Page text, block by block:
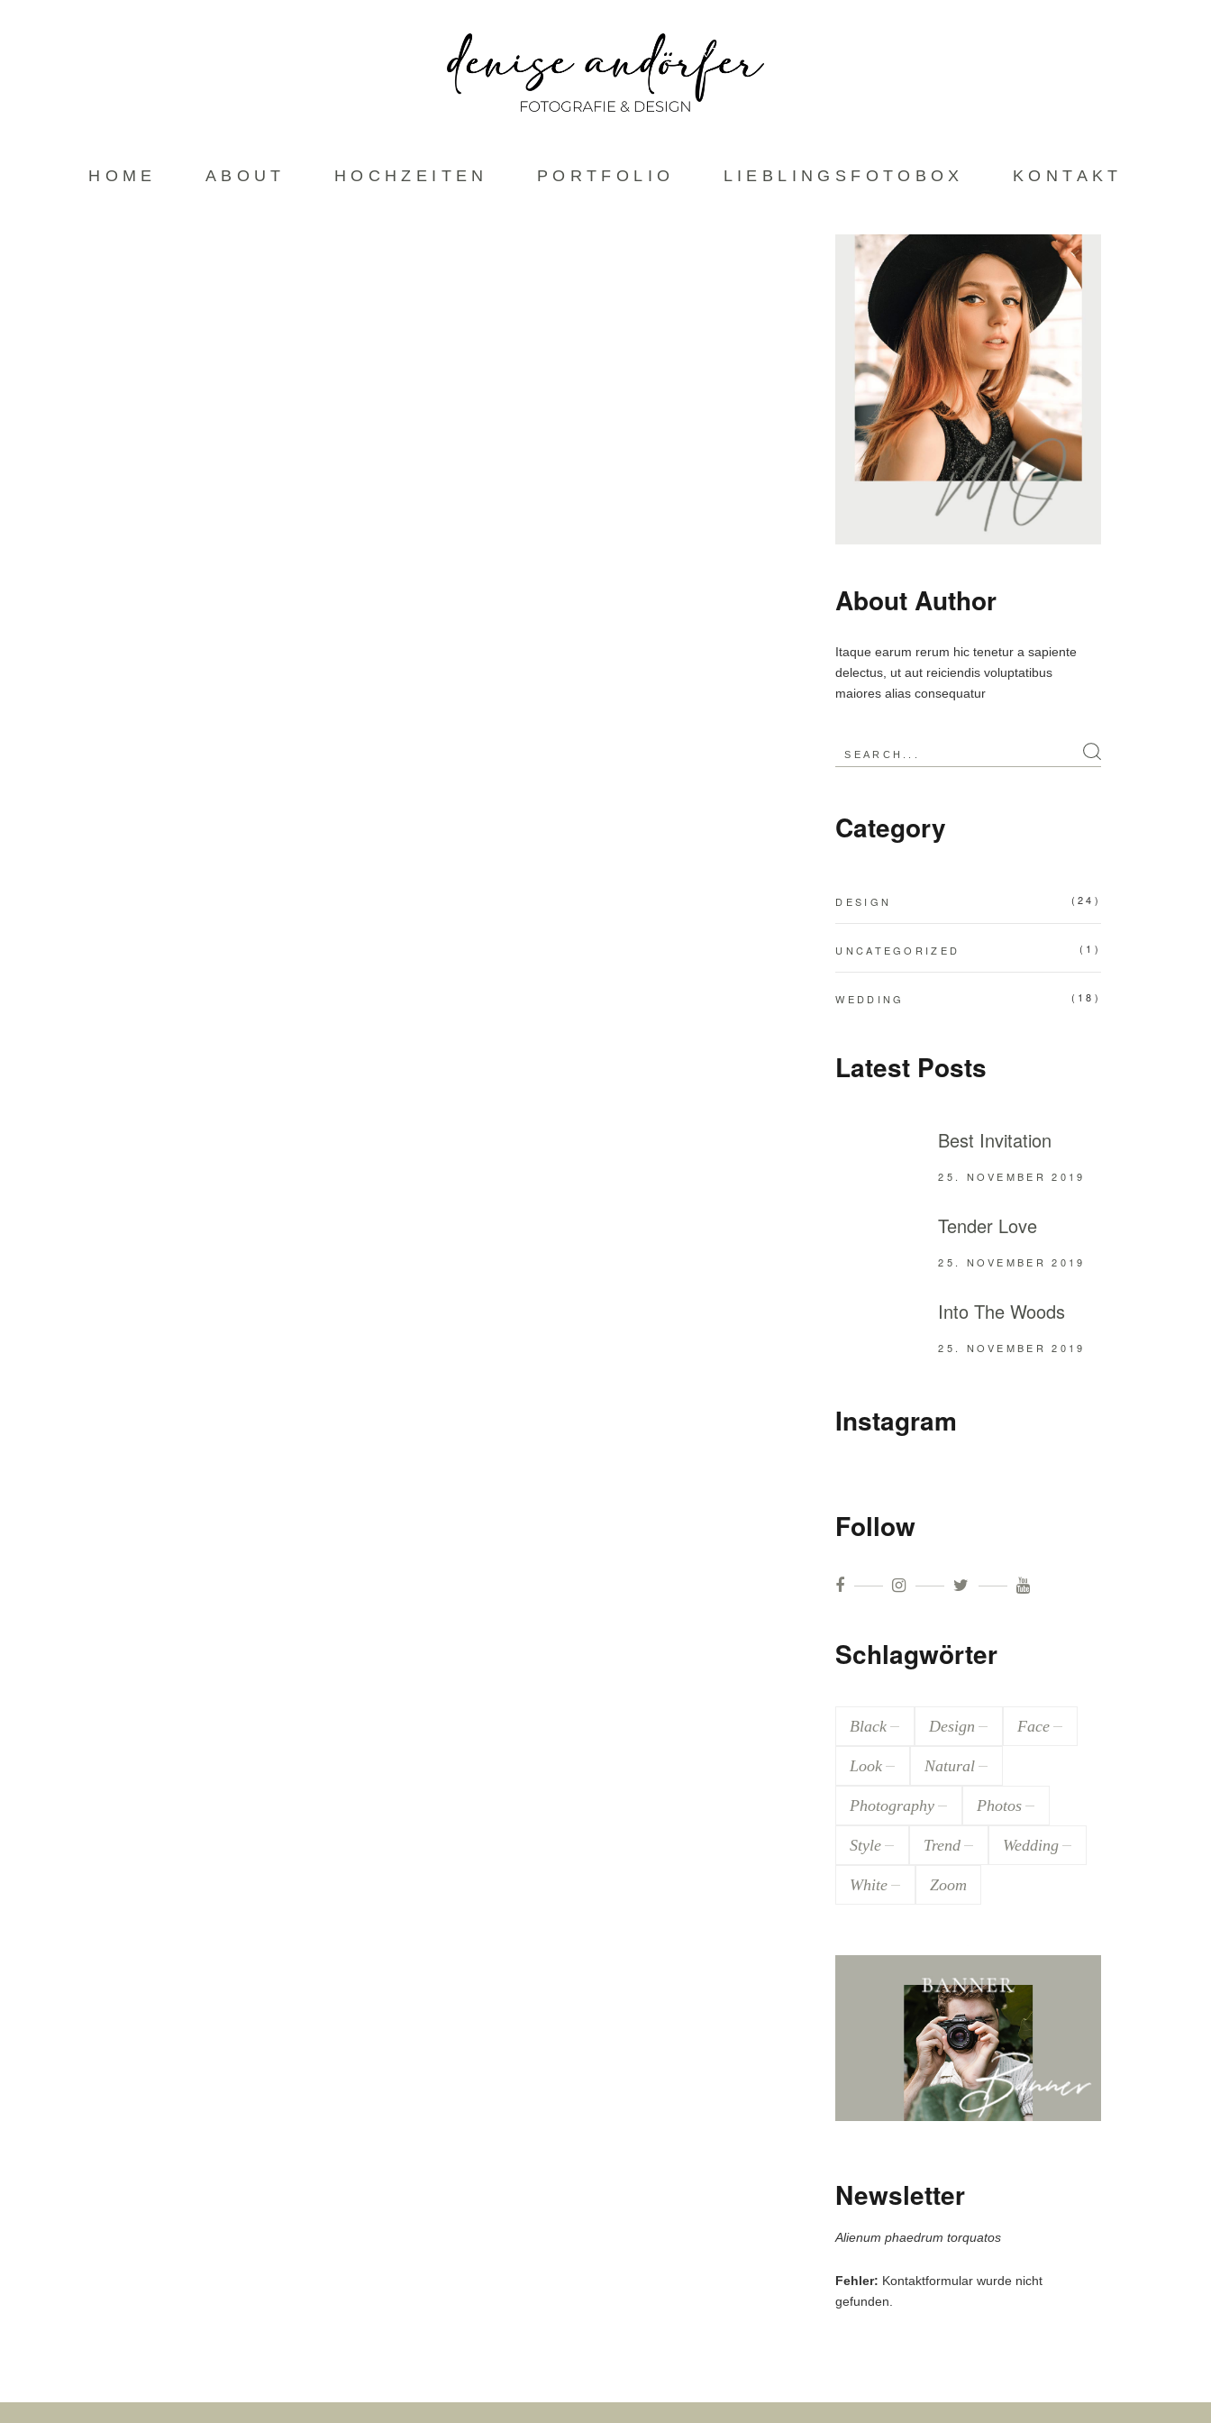
HOME ABOUT HOCHZEITEN PORTFOLIO LIEBLINGSFOTOBOX KONTAKT
HOCHZEITEN PORTFOLIO
About Author
Itaque earum rerum hic tenetur a sapiente
delectus, ut aut reiciendis voluptatibus
maiores alias consequatur
Category
DESIGN (24)
UNCATEGORIZED (1)
WEDDING (18)
Latest Posts
Best Invitation
25. NOVEMBER 2019
Tender Love
25. NOVEMBER 2019
Into The Woods
25. NOVEMBER 2019
Instagram
Follow
Schlagwörter
Black Design Face
Look Natural
Photography Photos
Style Trend Wedding
White Zoom
Newsletter
Alienum phaedrum torquatos
Fehler: Kontaktformular wurde nicht
gefunden.